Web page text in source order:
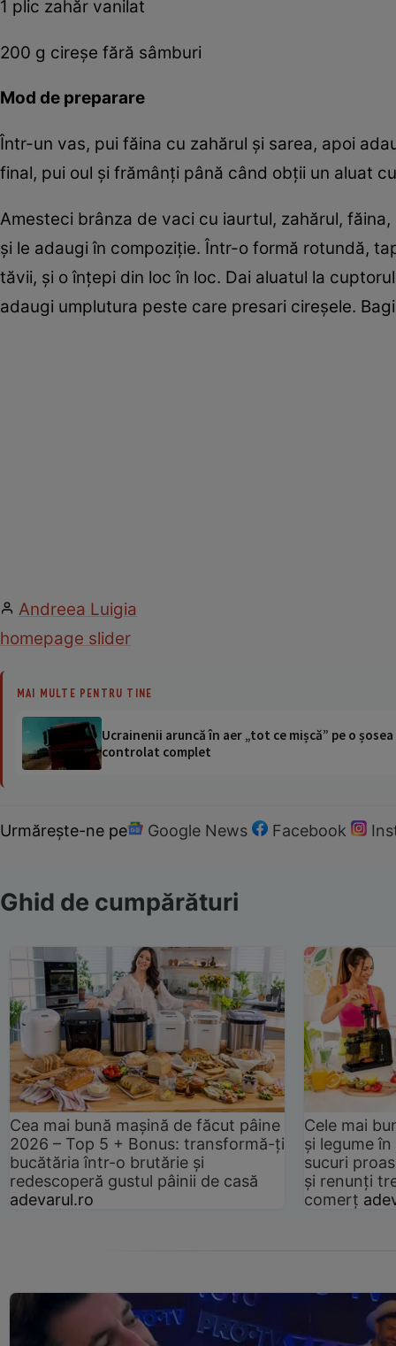
1 plic zahăr vanilat
200 g cireşe fără sâmburi
Mod de preparare
Într-un vas, pui făina cu zahărul şi sarea, apoi
final, pui oul şi frămânţi până când obţii un aluat
Amesteci brânza de vaci cu iaurtul, zahărul,
şi le adaugi în compoziţie. Într-o formă rotundă,
tăvii, şi o înţepi din loc în loc. Dai aluatul la
adaugi umplutura peste care presari cireşele.
Andreea Luigia
homepage slider
MAI MULTE PENTRU TINE
Ucrainenii aruncă în aer „tot ce mișcă” pe o
controlat complet
Urmărește-ne pe Google News Facebook
Ghid de cumpărături
Cea mai bună mașină de făcut pâine
2026 – Top 5 + Bonus: transformă-ți
bucătăria într-o brutărie și
redescoperă gustul pâinii de casă
adevarul.ro
Cele mai
și legume
sucuri
și renunți
comerț